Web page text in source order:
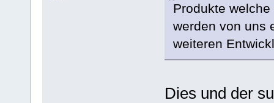
Produkte
werden von uns
weiteren
Dies und der